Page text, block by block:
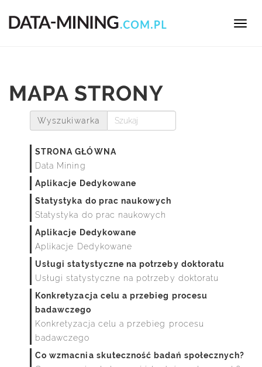
MAPA STRONY
Wyszukiwarka
STRONA GŁÓWNA
Data Mining
Aplikacje Dedykowane
Statystyka do prac naukowych
Statystyka do prac naukowych
Aplikacje Dedykowane
Aplikacje Dedykowane
Usługi statystyczne na potrzeby doktoratu
Usługi statystyczne na potrzeby doktoratu
Konkretyzacja celu a przebieg procesu
badawczego
Konkretyzacja celu a przebieg procesu
badawczego
Co wzmacnia skuteczność badań społecznych?